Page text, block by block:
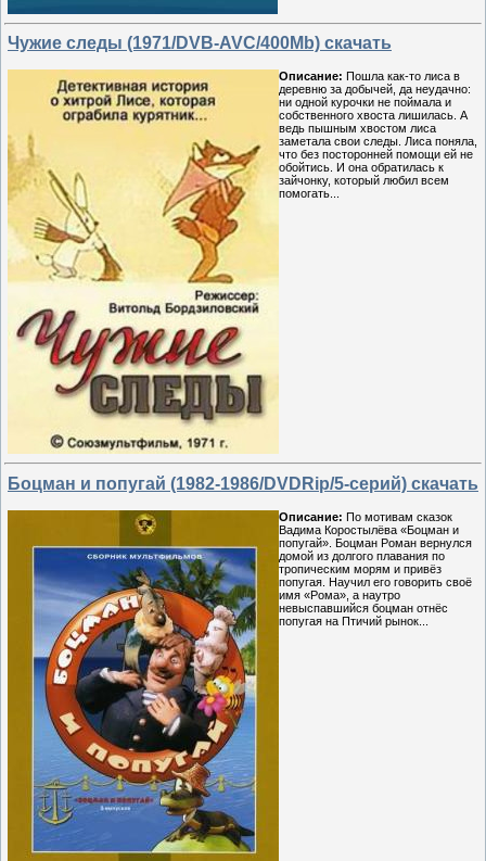
Чужие следы (1971/DVB-AVC/400Mb) скачать
Описание: Пошла как-то лиса в
деревню за добычей, да неудачно:
ни одной курочки не поймала и
собственного хвоста лишилась. А
ведь пышным хвостом лиса
заметала свои следы. Лиса поняла,
что без посторонней помощи ей не
обойтись. И она обратилась к
зайчонку, который любил всем
помогать...
Боцман и попугай (1982-1986/DVDRip/5-серий) скачать
Описание: По мотивам сказок
Вадима Коростылёва «Боцман и
попугай». Боцман Роман вернулся
домой из долгого плавания по
тропическим морям и привёз
попугая. Научил его говорить своё
имя «Рома», а наутро
невыспавшийся боцман отнёс
попугая на Птичий рынок...